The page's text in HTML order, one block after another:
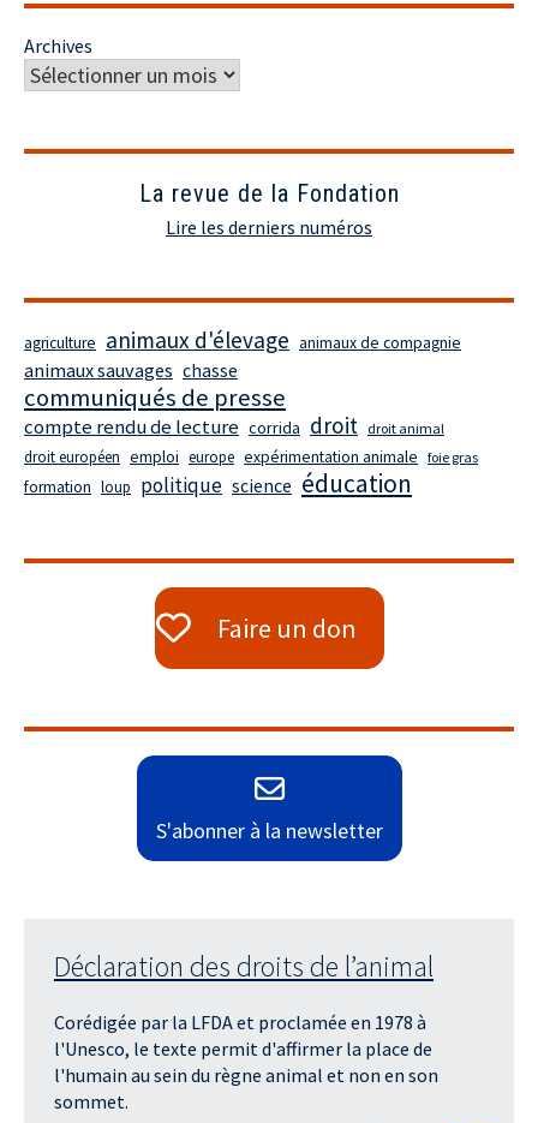
Archives
La revue de la Fondation
Lire les derniers numéros
agriculture animaux d'élevage animaux de compagnie
animaux sauvages chasse
communiqués de presse
compte rendu de lecture corrida droit droit animal
droit européen emploi europe expérimentation animale foie gras
formation loup politique science éducation
Faire un don
S'abonner à la newsletter
Déclaration des droits de l’animal
Corédigée par la LFDA et proclamée en 1978 à
l'Unesco, le texte permit d'affirmer la place de
l'humain au sein du règne animal et non en son
sommet.